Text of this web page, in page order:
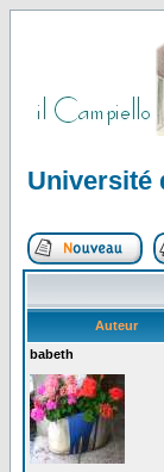
Université
Auteur
babeth